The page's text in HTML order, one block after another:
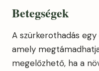
Betegségek
A szürkerothadás
amely
megelőzhető, ha a